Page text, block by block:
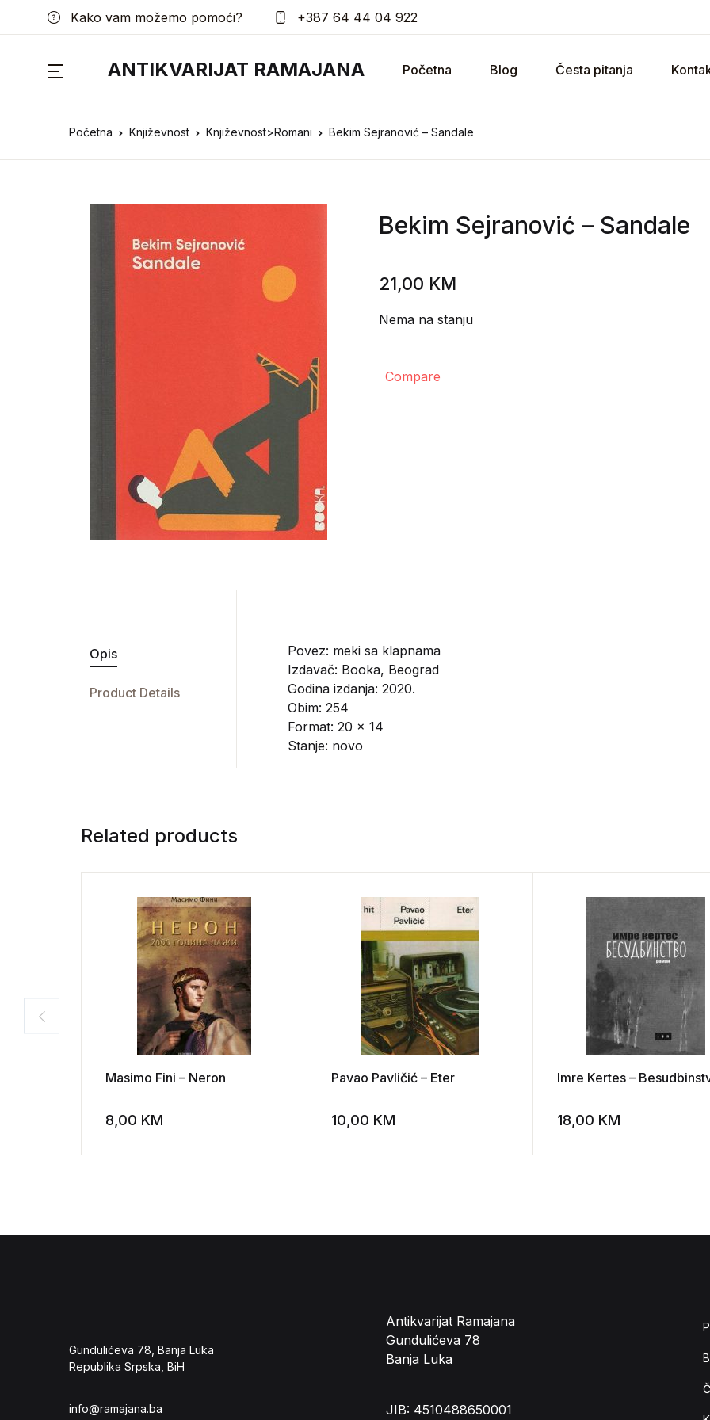
Kako vam možemo pomoći? +387 64 44 04 922
ANTIKVARIJAT RAMAJANA Početna Blog Česta pitanja
Početna Književnost Književnost>Romani Bekim Sejranović – Sandale
Bekim Sejranović – Sandale
21,00 KM
Nema na stanju
Compare
Opis
Product Details
Povez: meki sa klapnama
Izdavač: Booka, Beograd
Godina izdanja: 2020.
Obim: 254
Format: 20 x 14
Stanje: novo
Related products
Masimo Fini – Neron
8,00 KM Add to wishlist
Pavao Pavličić – Eter
10,00 KM Add to wishlist
Imre Kertes –
18,00 KM
Gundulićeva 78, Banja Luka
Republika Srpska, BiH
info@ramajana.ba
Antikvarijat Ramajana
Gundulićeva 78
Banja Luka
JIB: 4510488650001